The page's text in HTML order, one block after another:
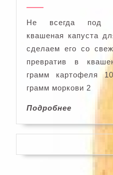
Не всегда под
квашеная капуста
сделаем его со
превратив в
грамм картофеля
грамм моркови 2
Подробнее